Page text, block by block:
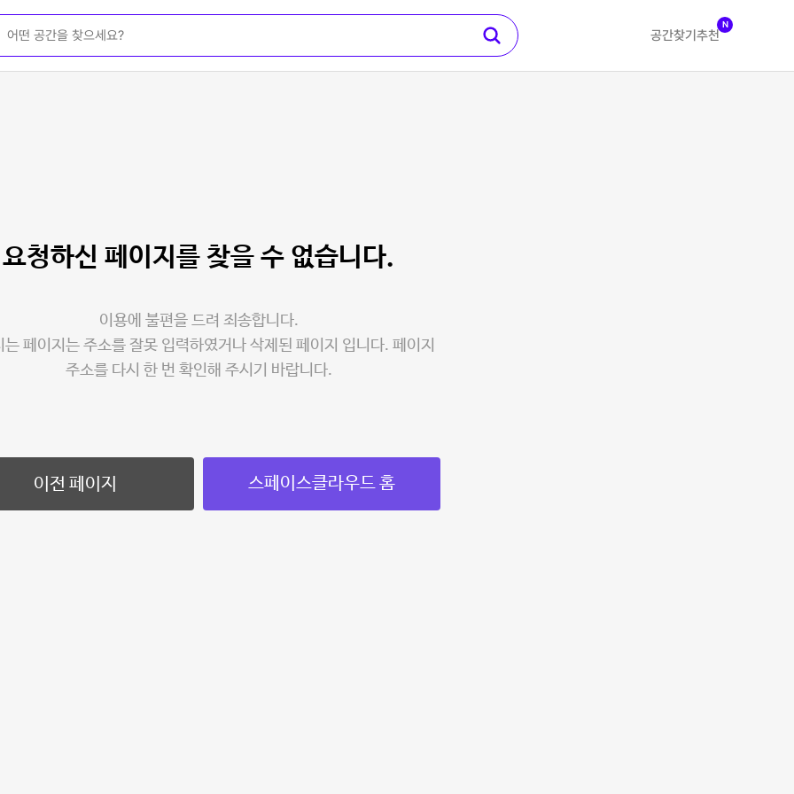
공간찾기 추천
N
요청하신 페이지를 찾을 수 없습니다.
이용에 불편을 드려 죄송합니다.
는 페이지는 주소를 잘못 입력하였거나 삭제된 페이지 입니다. 페이지
주소를 다시 한 번 확인해 주시기 바랍니다.
이전 페이지 스페이스클라우드 홈